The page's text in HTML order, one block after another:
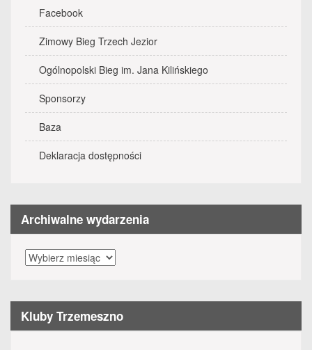
Facebook
Zimowy Bieg Trzech Jezior
Ogólnopolski Bieg im. Jana Kilińskiego
Sponsorzy
Baza
Deklaracja dostępności
Archiwalne wydarzenia
Archiwalne
wydarzenia
Kluby Trzemeszno